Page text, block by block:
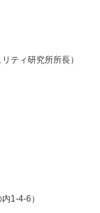
ティ研究所所長）
1-4-6）